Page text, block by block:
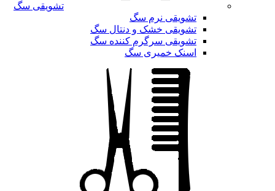
تشویقی سگ
تشویقی نرم سگ
تشویقی خشک و دنتال سگ
تشویقی سرگرم کننده سگ
اسنک خمیری سگ